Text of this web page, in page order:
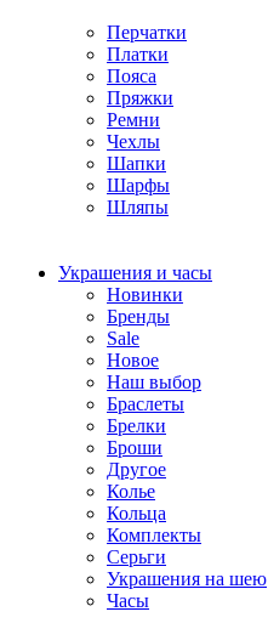
Перчатки
Платки
Пояса
Пряжки
Ремни
Чехлы
Шапки
Шарфы
Шляпы
Украшения и часы
Новинки
Бренды
Sale
Новое
Наш выбор
Браслеты
Брелки
Броши
Другое
Колье
Кольца
Комплекты
Серьги
Украшения на шею
Часы